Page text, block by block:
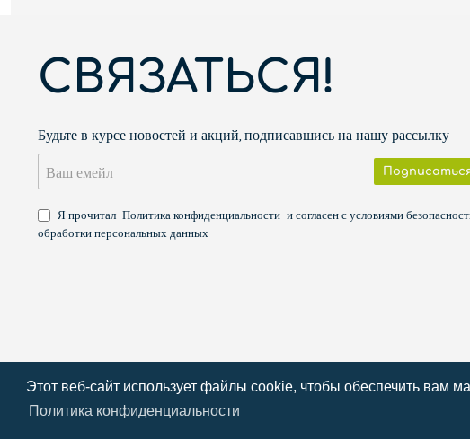
Этот веб-сайт использует файлы cookie, чтобы обеспечить вам
Политика конфиденциальности
Документация
СВЯЗАТЬСЯ!
Будьте в курсе новостей и акций, подписавшись на нашу рассылку
Ваш
емейл
Я прочитал Политика конфиденциальности и согласен с условиями
обработки персональных данных
Авторские права ©2026PARTNERIS.NET